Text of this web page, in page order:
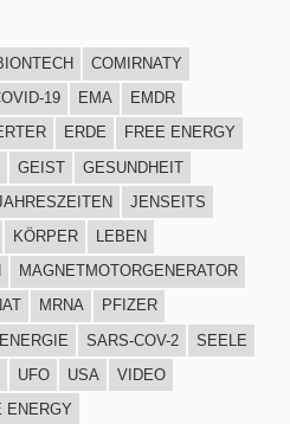
COMIRNATY
19 EMA
EMDR
ERDE
FREE ENERGY
GEIST
GESUNDHEIT
JENSEITS
KÖRPER
LEBEN
MAGNETMOTORGENERATOR
MRNA
PFIZER
SARS-COV-2
SEELE
UFO USA
VIDEO
ENERGY